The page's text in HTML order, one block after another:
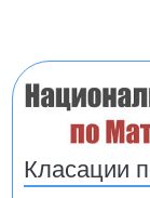
Класации